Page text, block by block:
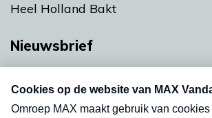
Heel Holland Bakt
Nieuwsbrief
nieuwsbrief. Elke vrijdag- en
uw mailbox.